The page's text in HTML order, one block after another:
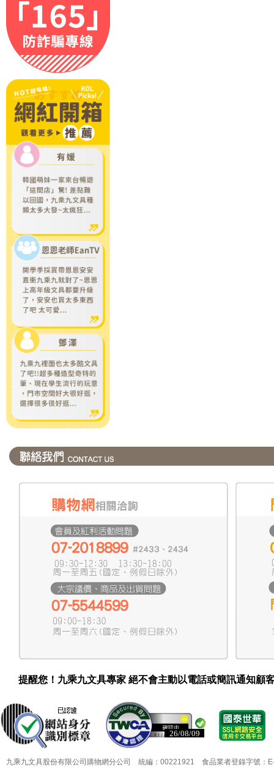
提醒您！九乘九文具專家 絕不會主動以電話或簡訊通知顧
26/08/09
26/08/09
九乘九文具股份有限公司購物網分公司 統編：00221921 食品業者登錄字號